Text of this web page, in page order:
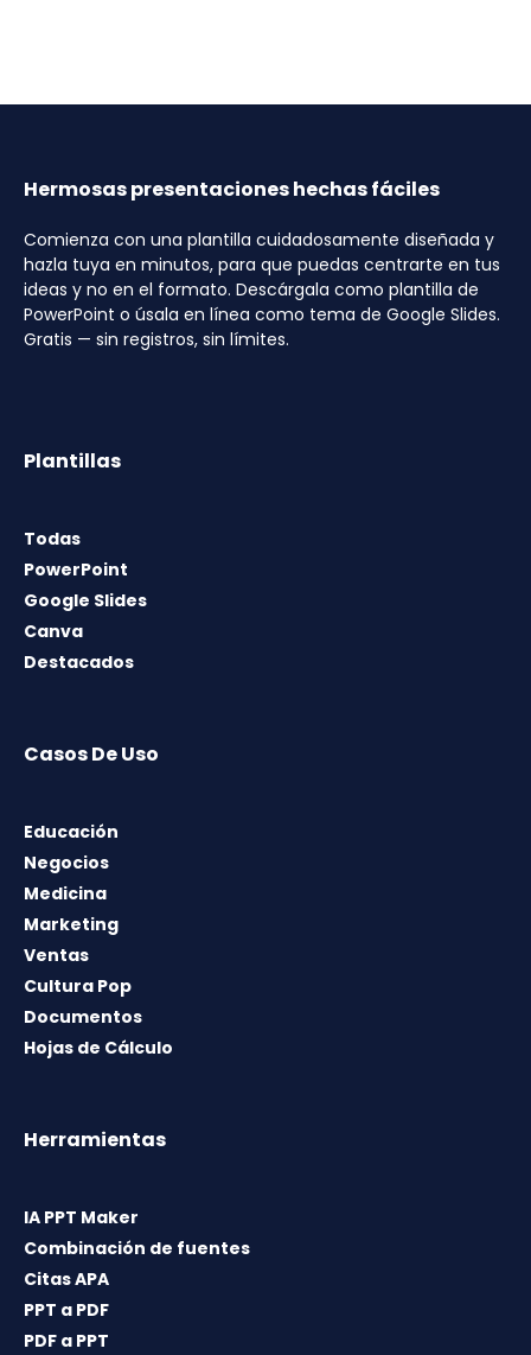
Hermosas presentaciones hechas fáciles
Comienza con una plantilla cuidadosamente diseñada y
hazla tuya en minutos, para que puedas centrarte en tus
ideas y no en el formato. Descárgala como plantilla de
PowerPoint o úsala en línea como tema de Google Slides.
Gratis — sin registros, sin límites.
Plantillas
Todas
PowerPoint
Google Slides
Canva
Destacados
Casos De Uso
Educación
Negocios
Medicina
Marketing
Ventas
Cultura Pop
Documentos
Hojas de Cálculo
Herramientas
IA PPT Maker
Combinación de fuentes
Citas APA
PPT a PDF
PDF a PPT